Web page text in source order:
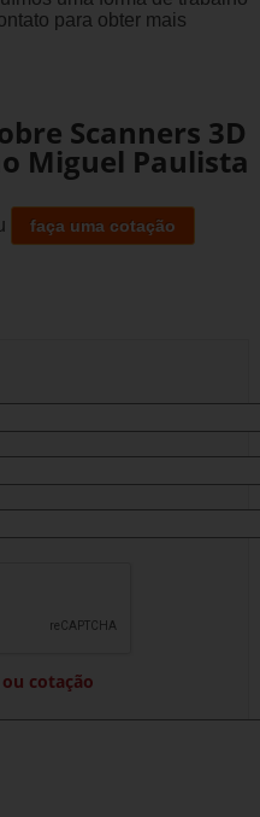
para obter mais
Scanners 3D
Miguel Paulista
faça uma cotação
cotação